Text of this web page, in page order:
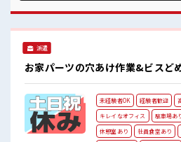
テップUPしていきましょう♪
ます！ ■職場の雰囲気 《男女スタッフさん活躍中》フォロー
り！ キレイに整備された働き
派遣
お家パーツの穴あけ作業&ビスど
未経験者OK 経験者歓迎
キレイなオフィス
駐車場あ
休憩室あり
社員食堂あり